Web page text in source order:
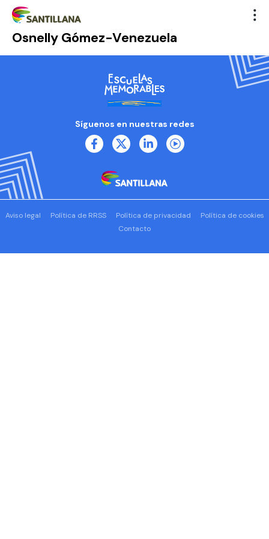
Osnelly Gómez-Venezuela
Síguenos en nuestras redes
Aviso legal Política de RRSS Política de privacidad
Política de cookies
Contacto